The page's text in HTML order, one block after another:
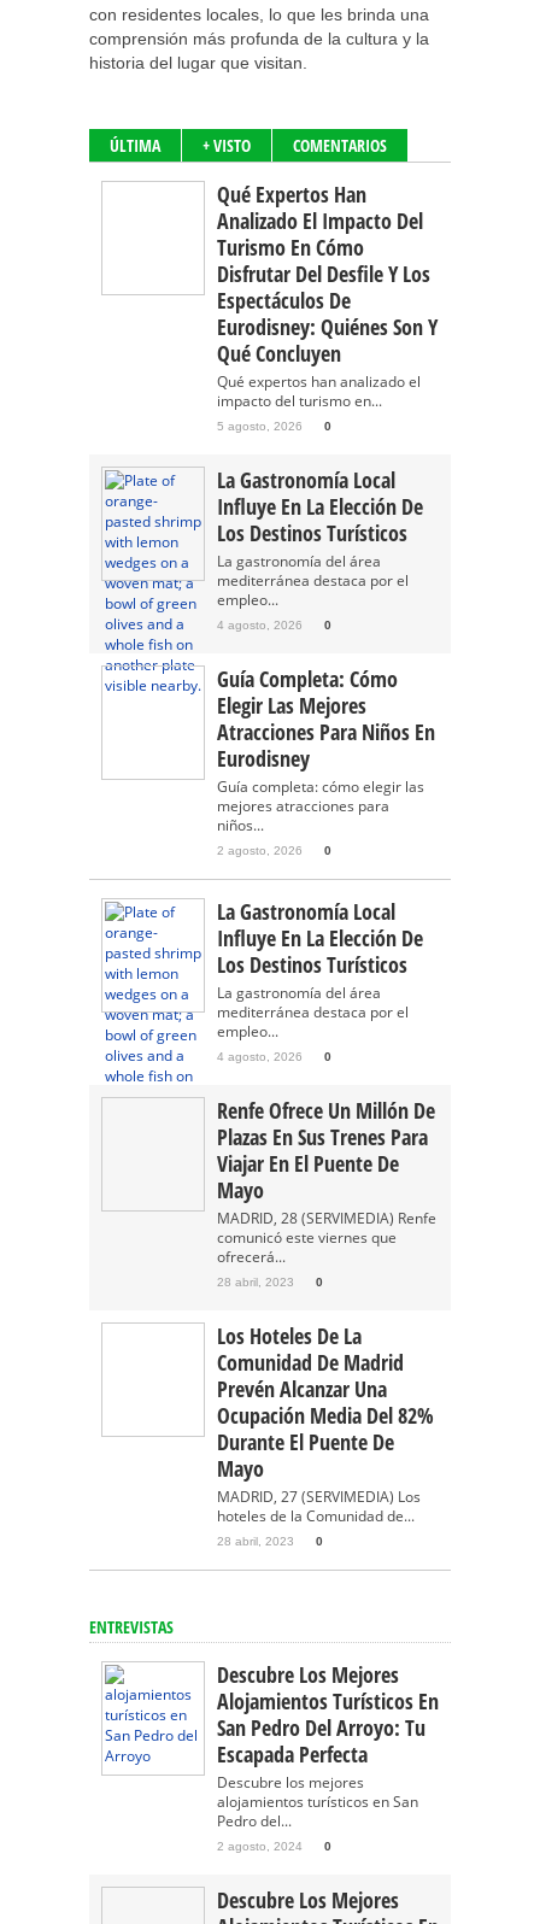
con residentes locales, lo que les brinda una
comprensión más profunda de la cultura y la
historia del lugar que visitan.
ÚLTIMA + VISTO COMENTARIOS
Qué Expertos Han
Analizado El Impacto Del
Turismo En Cómo
Disfrutar Del Desfile Y Los
Espectáculos De
Eurodisney: Quiénes Son Y
Qué Concluyen
Qué expertos han analizado el
impacto del turismo en...
5 agosto, 2026 0
La Gastronomía Local
Influye En La Elección De
Los Destinos Turísticos
La gastronomía del área
mediterránea destaca por el
empleo...
4 agosto, 2026 0
Guía Completa: Cómo
Elegir Las Mejores
Atracciones Para Niños En
Eurodisney
Guía completa: cómo elegir las
mejores atracciones para
niños...
2 agosto, 2026 0
La Gastronomía Local
Influye En La Elección De
Los Destinos Turísticos
La gastronomía del área
mediterránea destaca por el
empleo...
4 agosto, 2026 0
Renfe Ofrece Un Millón De
Plazas En Sus Trenes Para
Viajar En El Puente De
Mayo
MADRID, 28 (SERVIMEDIA) Renfe
comunicó este viernes que
ofrecerá...
28 abril, 2023 0
Los Hoteles De La
Comunidad De Madrid
Prevén Alcanzar Una
Ocupación Media Del 82%
Durante El Puente De
Mayo
MADRID, 27 (SERVIMEDIA) Los
hoteles de la Comunidad de...
28 abril, 2023 0
ENTREVISTAS
Descubre Los Mejores
Alojamientos Turísticos En
San Pedro Del Arroyo: Tu
Escapada Perfecta
Descubre los mejores
alojamientos turísticos en San
Pedro del...
2 agosto, 2024 0
Descubre Los Mejores